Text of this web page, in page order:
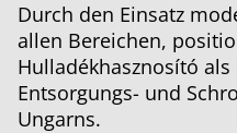
Durch den Einsatz
allen Bereichen,
Hulladékhasznosító
Entsorgungs- und
Ungarns.